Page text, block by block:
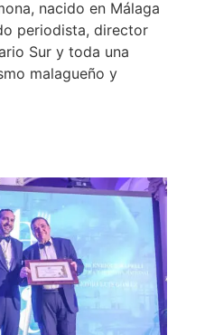
nacido en Málaga
periodista, director
Sur y toda una
malagueño y